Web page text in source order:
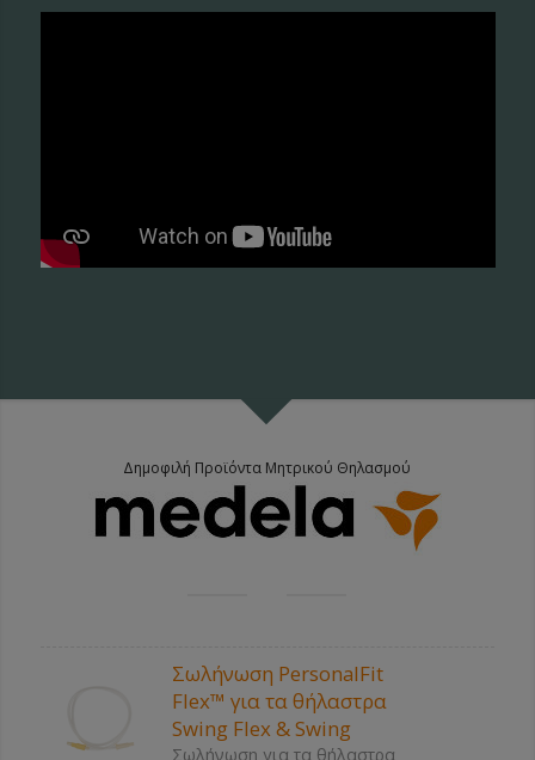
Δημοφιλή Προϊόντα Μητρικού Θηλασμού
Σωλήνωση PersonalFit
Flex™ για τα θήλαστρα
Swing Flex & Swing
Σωλήνωση για τα θήλαστρα